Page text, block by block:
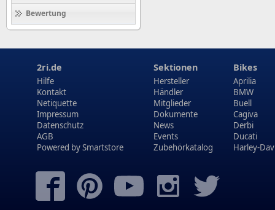
Bewertung
2ri.de
Hilfe
Kontakt
Netiquette
Impressum
Datenschutz
AGB
Powered bySmartstore
Sektionen
Hersteller
Händler
Mitglieder
Dokumente
News
Events
Zubehörkatalog
Bikes
Aprilia
BMW
Buell
Cagiva
Derbi
Ducati
Harley-